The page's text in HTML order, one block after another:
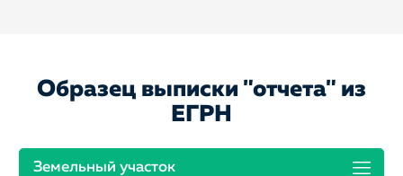
Образец выписки "отчета" из
ЕГРН
Земельный участок